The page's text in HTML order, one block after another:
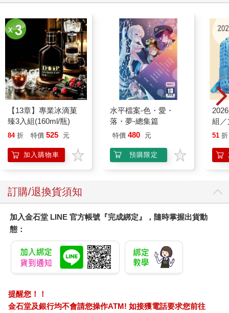
【13章】專業冰滴菓
臻3入組(160ml/瓶)
84 折 特價 525 元
加入購物車
水平檔案-色・愛・
落・夢-總集篇
特價 480 元
預購限定
組
51 折
訂購/退換貨須知
加入金石堂 LINE 官方帳號『完成綁定』，隨時掌握出貨動
態：
提醒您！！
金石堂及銀行均不會請您操作ATM! 如接獲電話要求您前往